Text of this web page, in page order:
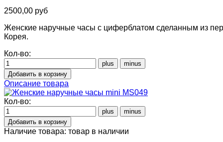
2500,00 руб
Женские наручные часы с циферблатом сделанным из
Корея.
Кол-во:
Описание товара
Кол-во:
Наличие товара: товар в наличии